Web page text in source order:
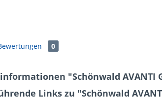
0
"Schönwald AVANTI
Links zu "Schönwald